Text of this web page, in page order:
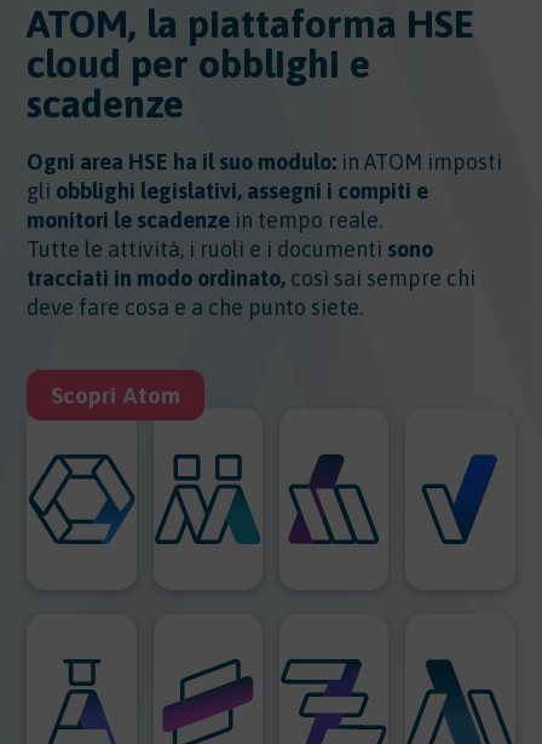
ATOM, la piattaforma HSE
cloud per obblighi e
scadenze
Ogni area HSE ha il suo modulo: in ATOM imposti
gli obblighi legislativi, assegni i compiti e
monitori le scadenze in tempo reale.
Tutte le attività, i ruoli e i documenti sono
tracciati in modo ordinato, così sai sempre chi
deve fare cosa e a che punto siete.
Scopri Atom